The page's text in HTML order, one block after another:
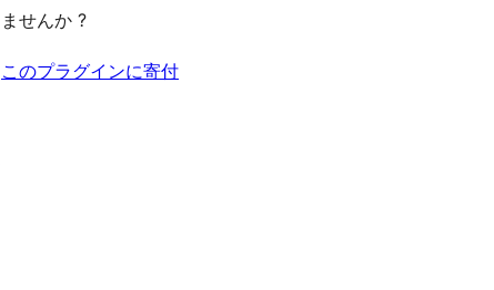
ませんか ?
このプラグインに寄付